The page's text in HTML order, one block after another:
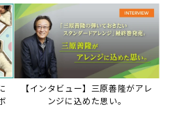
をヤマハミュージックデー
利用いただいているお客
す。